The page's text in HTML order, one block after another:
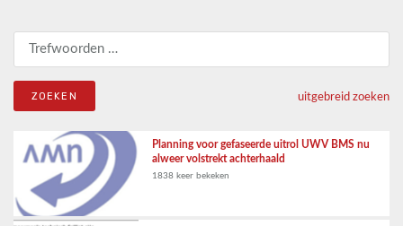
Zoeken naar:
uitgebreid zoeken
Planning voor gefaseerde uitrol UWV BMS nu
alweer volstrekt achterhaald
1838 keer bekeken